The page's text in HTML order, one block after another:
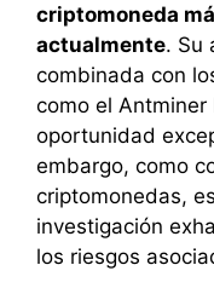
criptomoneda
actualmente. Su
combinada con
como el Antminer
oportunidad
embargo, como
criptomonedas,
investigación
los riesgos